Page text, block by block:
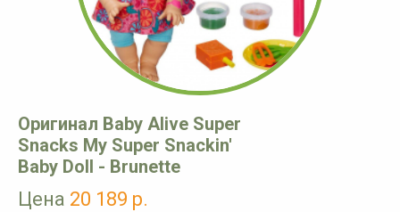
Оригинал Baby Alive Super
Snacks My Super Snackin'
Baby Doll - Brunette
Цена 20 189 р.